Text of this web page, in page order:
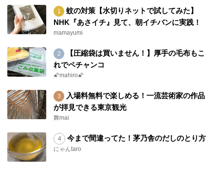
蚊の対策【水切りネットで試してみた】
NHK『あさイチ』見て、朝イチバンに実践！
mamayumi
【圧縮袋は買いません！】厚手の毛布もこ
れでペチャンコ
🌠mahiro🌠
入場料無料で楽しめる！一流芸術家の作品
が拝見できる東京観光
舞mai
今まで間違ってた！茅乃舎のだしのとり方
にゃんtaro